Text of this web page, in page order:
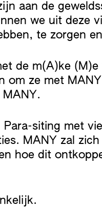
aan de
we uit deze
te zorgen
de m(A)ke
om ze met
siting met
MANY zal
hoe dit